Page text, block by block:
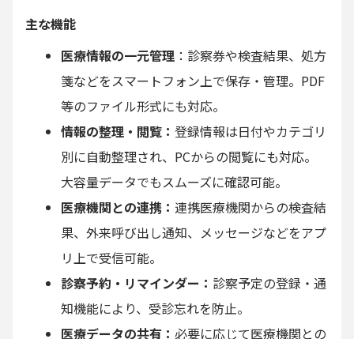
主な機能
医療情報の一元管理 ：診察券や検査結果、処方
箋などをスマートフォン上で保存・管理。PDF
等のファイル形式にも対応。
情報の整理・閲覧： 登録情報は日付やカテゴリ
別に自動整理され、PCからの閲覧にも対応。
大容量データでもスムーズに確認可能。
医療機関との連携： 連携医療機関からの検査結
果、外来呼び出し通知、メッセージなどをアプ
リ上で受信可能。
診察予約・リマインダー： 診察予定の登録・通
知機能により、受診忘れを防止。
医療データの共有： 必要に応じて医療機関との